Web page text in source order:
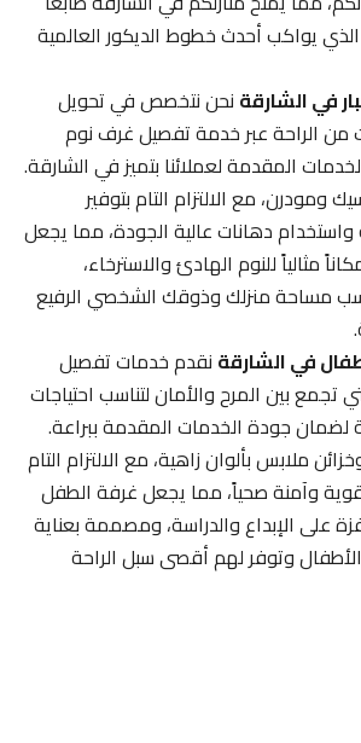
يواكب أحدث خطوط الديكور العالمية
الشارقةنحن نتخصص في تحويل
الراحة عبر خدمة تفصيل غرف نوم
المقدمة لعملائنا بتميز في الشارقة.
مع الالتزام التام بتوفير
دهانات عالية الجودة، مما يجعل
مثالياً للنوم الهادئ والاسترخاء،
مساحة منزلك وذوقك الشخصي الرفيع
في الشارقةنقدم خدمات تفصيل
بين المرح والأمان لتناسب احتياجات
جودة الخدمات المقدمة ببراعة.
ملابس بألوان زاهية، مع الالتزام التام
وآمنة صحياً، مما يجعل غرفة الطفل
على الإبداع والدراسة، ومصممة بعناية
وتوفر لهم أقصى سبل الراحة